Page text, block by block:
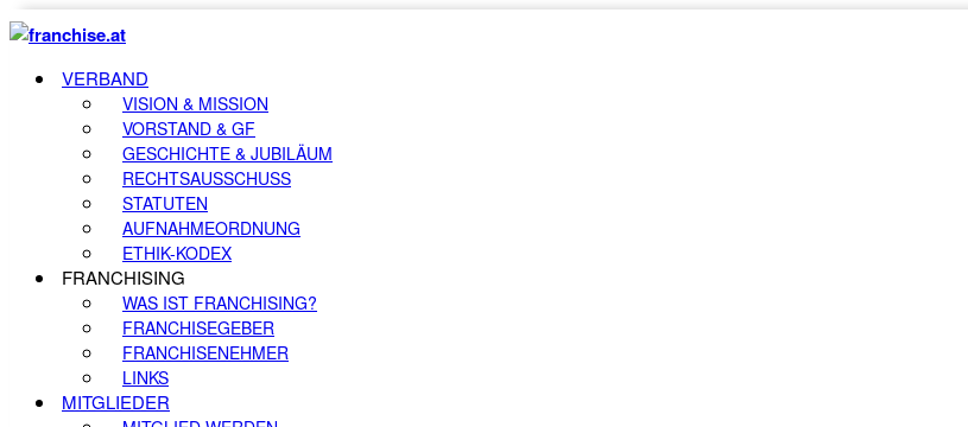
VERBAND
VISION & MISSION
VORSTAND & GF
GESCHICHTE & JUBILÄUM
RECHTSAUSSCHUSS
STATUTEN
AUFNAHMEORDNUNG
ETHIK-KODEX
FRANCHISING
WAS IST FRANCHISING?
FRANCHISEGEBER
FRANCHISENEHMER
LINKS
MITGLIEDER